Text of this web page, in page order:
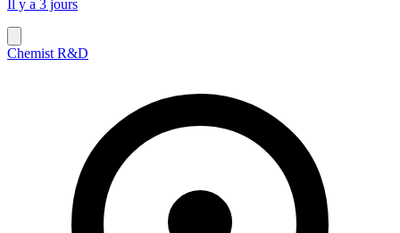
Il y a 3 jours
Chemist R&D